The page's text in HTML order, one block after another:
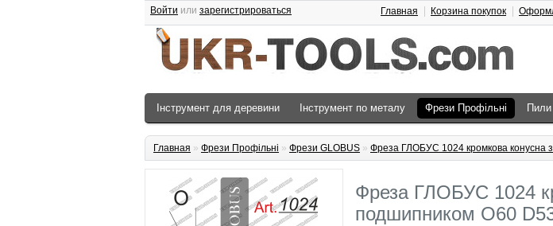
Войти или зарегистрироваться Главная Корзина покупок
Інструмент для деревини Інструмент по металу Фрези Профільні Пили
Главная » Фрези Профільні » Фрези GLOBUS » Фреза ГЛОБУС 1024 кромкова конусна
Фреза ГЛОБУС 1024
подшипником O60